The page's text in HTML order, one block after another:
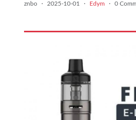
znbo · 2025-10-01 · Edym · 0